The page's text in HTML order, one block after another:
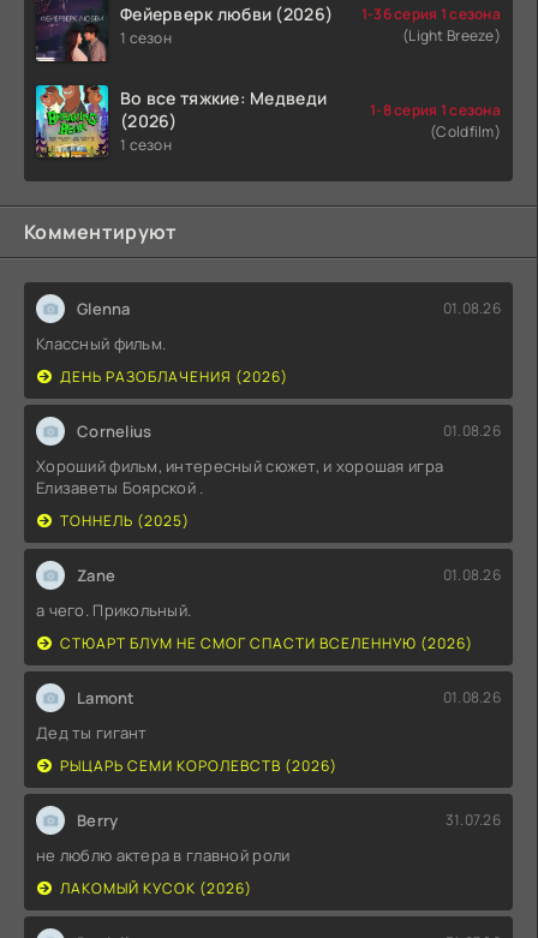
Фейерверк любви (2026)
1 сезон
1-36 серия 1 сезона
(Light Breeze)
Во все тяжкие: Медведи
(2026)
1 сезон
1-8 серия 1 сезона
(Coldfilm)
Комментируют
Glenna 01.08.26
Классный фильм.
ДЕНЬ РАЗОБЛАЧЕНИЯ (2026)
Cornelius 01.08.26
Хороший фильм, интересный сюжет, и хорошая игра
Елизаветы Боярской .
ТОННЕЛЬ (2025)
Zane 01.08.26
а чего. Прикольный.
СТЮАРТ БЛУМ НЕ СМОГ СПАСТИ ВСЕЛЕННУЮ (2026)
Lamont 01.08.26
Дед ты гигант
РЫЦАРЬ СЕМИ КОРОЛЕВСТВ (2026)
Berry 31.07.26
не люблю актера в главной роли
ЛАКОМЫЙ КУСОК (2026)